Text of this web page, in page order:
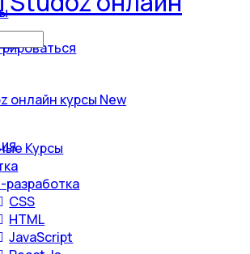
Курсы
разработка
CSS
HTML
JavaScript